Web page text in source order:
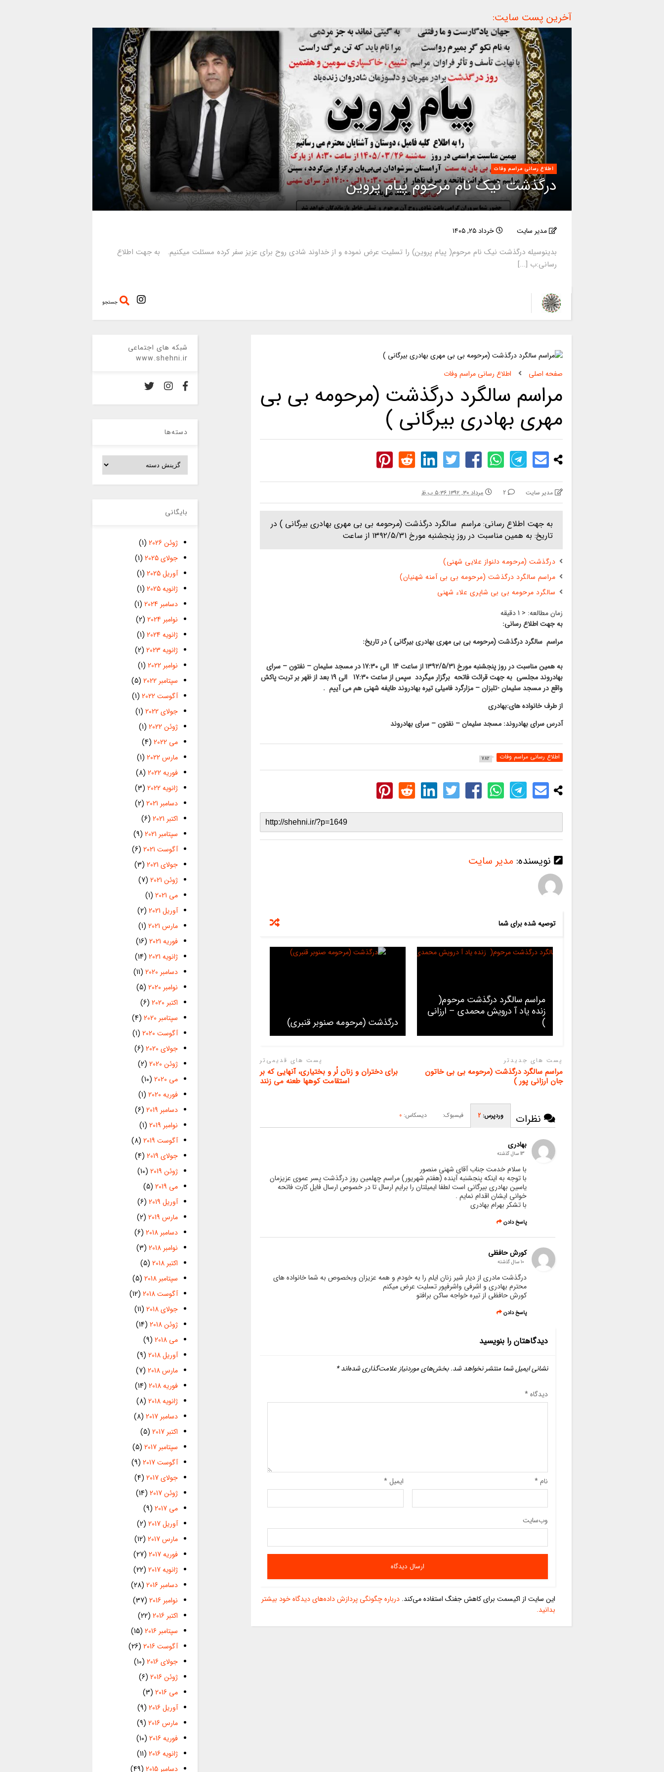
آخرین پست سایت:
اطلاع رسانی مراسم وفات
درگذشت نیک نام مرحوم پیام پروین
مدیر سایت خرداد ۲۵, ۱۴۰۵
بدینوسیله درگذشت نیک نام مرحوم( پیام پروین) را تسلیت عرض نموده و از خداوند شادی روح برای عزیز سفر کرده مسئلت میکنیم. به جهت اطلاع
رسانی:ب [...]
جستجو
صفحه اصلی اطلاع رسانی مراسم وفات
مراسم سالگرد درگذشت (مرحومه بی بی
مهری بهادری بیرگانی )
مدیر سایت 2 مرداد ۳۰, ۱۳۹۲ ۵:۳۶ ب.ظ
به جهت اطلاع رسانی: مراسم سالگرد درگذشت (مرحومه بی بی مهری بهادری بیرگانی ) در
تاریخ: به همین مناسبت در روز پنجشنبه مورخ ۱۳۹۲/5/31 از ساعت
درگذشت (مرحومه دلنواز علایی شهنی)
مراسم سالگرد درگذشت (مرحومه بی بی آمنه شهنیان)
سالگرد مرحومه بی بی شاپری علاء شهنی
زمان مطالعه: < 1 دقیقه
به جهت اطلاع رسانی:
مراسم سالگرد درگذشت (مرحومه بی بی مهری بهادری بیرگانی ) در تاریخ:
به همین مناسبت در روز پنجشنبه مورخ ۱۳۹۲/5/31 از ساعت 14 الی 17:30 در مسجد سلیمان – نفتون – سرای
بهادروندمجلسی به جهت قرائت فاتحه برگزار میگردد سپس از ساعت 17:30 الی 19 بعد از ظهر
بر تربت پاکش
واقع در مسجد سلیمان -تلبزان – مزارگرد فامیلی تیره بهادروند طایفه شهنی هم می آییم .
از طرف خانواده های:بهادری
آدرس سرای بهادروند: مسجد سلیمان – نفتون – سرای بهادروند
اطلاع رسانی مراسم وفات 782
نویسنده: مدیر سایت
توصیه شده برای شما
مراسم سالگرد درگذشت مرحوم(
زنده یاد آ درویش محمدی – ارزانی
)
درگذشت (مرحومه صنوبر قنبری)
پست های جدیدتر
مراسم سالگرد درگذشت (مرحومه بی بی خاتون
جان ارزانی پور )
پست های قدیمی‌تر
برای دختران و زنان لُر و بختیاری، آنهایی که بر
استقامت کوهها طعنه می زنند
نظرات وردپرس: 2 فیسبوک: دیسکاس: 0
بهادری
13 سال گذشته
با سلام خدمت جناب آقای شهنی منصور
با توجه به اینکه پنجشنبه آینده (هفتم شهریور) مراسم چهلمین روز درگذشت پسر عموی عزیزمان
یاسین بهادری بیرگانی است لطفا ایمیلتان را برایم ارسال تا در خصوص ارسال فایل کارت فاتحه
خوانی ایشان اقدام نمایم .
با تشکر بهرام بهادری
پاسخ دادن
کورش حافظی
10 سال گذشته
درگذشت مادری از دیار شیر زنان ایلم را به خودم و همه عزیزان وبخصوص به شما خانواده های
محترم بهادری و اشرفی واشرفپور تسلیت عرض میکنم
کورش حافظی از تیره خواجه ساکن برافتو
پاسخ دادن
دیدگاهتان را بنویسید
نشانی ایمیل شما منتشر نخواهد شد. بخش‌های موردنیاز علامت‌گذاری شده‌اند*
دیدگاه*
نام* ایمیل*
وب‌سایت
این سایت از اکیسمت برای کاهش جفنگ استفاده می‌کند. درباره چگونگی پردازش داده‌های دیدگاه خود بیشتر
بدانید.
شبکه های اجتماعی
www.shehni.ir
دسته‌ها
دسته‌ها
بایگانی
ژوئن 2026
(1)
جولای 2025
(1)
آوریل 2025
(1)
ژانویه 2025
(1)
دسامبر 2024
(1)
نوامبر 2024
(2)
ژانویه 2024
(1)
ژانویه 2023
(2)
نوامبر 2022
(1)
سپتامبر 2022
(5)
آگوست 2022
(1)
جولای 2022
(1)
ژوئن 2022
(1)
می 2022
(4)
مارس 2022
(1)
فوریه 2022
(8)
ژانویه 2022
(3)
دسامبر 2021
(2)
اکتبر 2021
(6)
سپتامبر 2021
(9)
آگوست 2021
(6)
جولای 2021
(3)
ژوئن 2021
(7)
می 2021
(1)
آوریل 2021
(2)
مارس 2021
(1)
فوریه 2021
(16)
ژانویه 2021
(14)
دسامبر 2020
(11)
نوامبر 2020
(5)
اکتبر 2020
(6)
سپتامبر 2020
(4)
آگوست 2020
(1)
جولای 2020
(6)
ژوئن 2020
(2)
می 2020
(10)
فوریه 2020
(1)
دسامبر 2019
(6)
نوامبر 2019
(1)
آگوست 2019
(8)
جولای 2019
(4)
ژوئن 2019
(10)
می 2019
(5)
آوریل 2019
(6)
مارس 2019
(2)
دسامبر 2018
(6)
نوامبر 2018
(3)
اکتبر 2018
(5)
سپتامبر 2018
(5)
آگوست 2018
(12)
جولای 2018
(11)
ژوئن 2018
(14)
می 2018
(9)
آوریل 2018
(9)
مارس 2018
(7)
فوریه 2018
(14)
ژانویه 2018
(8)
دسامبر 2017
(8)
اکتبر 2017
(5)
سپتامبر 2017
(5)
آگوست 2017
(9)
جولای 2017
(4)
ژوئن 2017
(14)
می 2017
(9)
آوریل 2017
(2)
مارس 2017
(12)
فوریه 2017
(27)
ژانویه 2017
(22)
دسامبر 2016
(28)
نوامبر 2016
(37)
اکتبر 2016
(22)
سپتامبر 2016
(15)
آگوست 2016
(26)
جولای 2016
(10)
ژوئن 2016
(6)
می 2016
(3)
آوریل 2016
(9)
مارس 2016
(9)
فوریه 2016
(10)
ژانویه 2016
(11)
دسامبر 2015
(49)